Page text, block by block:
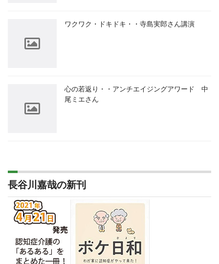
ワクワク・ドキドキ・・寺島実郎さん講演
心の若返り・・アンチエイジングアワード 中
尾ミエさん
長谷川嘉哉の新刊